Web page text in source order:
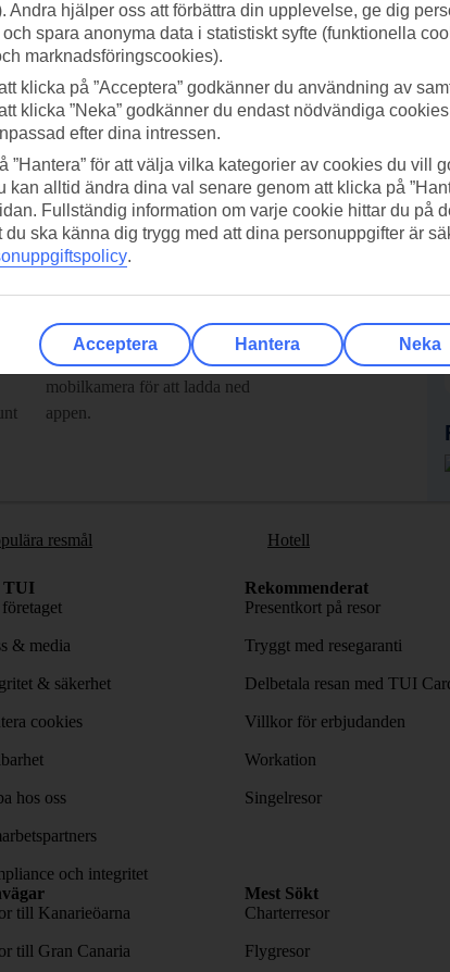
Ladda ner TUI-appen idag!
Scanna QR-koden med din
mobilkamera för att ladda ned
appen.
resmål Hotell
TUI
& media
& säkerhet
cookies
hos oss
och integritet
Rekommenderat
Presentkort på resor
Tryggt med resegaranti
Delbetala resan med TUI
Villkor för erbjudanden
Workation
Singelresor
till Kanarieöarna
till Gran Canaria
Mest Sökt
Charterresor
Flygresor
Andra hjälper oss att förbättra din upplevelse, ge dig
spara anonyma data i statistiskt syfte (funktionella
marknadsföringscookies).
klicka på ”Acceptera” godkänner du användning av
klicka ”Neka” godkänner du endast nödvändiga
efter dina intressen.
”Hantera” för att välja vilka kategorier av cookies du vill
kan alltid ändra dina val senare genom att klicka på
Fullständig information om varje cookie hittar du på
du ska känna dig trygg med att dina personuppgifter är
.
Acceptera Hantera Neka